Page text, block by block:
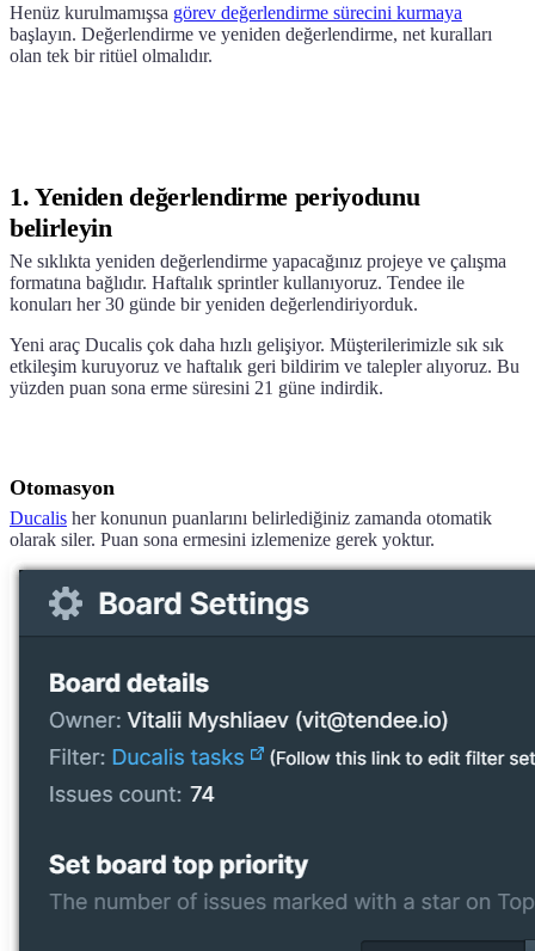
Henüz kurulmamışsa görev değerlendirme sürecini kurmaya
başlayın. Değerlendirme ve yeniden değerlendirme, net kuralları
olan tek bir ritüel olmalıdır.
1. Yeniden değerlendirme periyodunu
belirleyin
Ne sıklıkta yeniden değerlendirme yapacağınız projeye ve çalışma
formatına bağlıdır. Haftalık sprintler kullanıyoruz. Tendee ile
konuları her 30 günde bir yeniden değerlendiriyorduk.
Yeni araç Ducalis çok daha hızlı gelişiyor. Müşterilerimizle sık sık
etkileşim kuruyoruz ve haftalık geri bildirim ve talepler alıyoruz. Bu
yüzden puan sona erme süresini 21 güne indirdik.
Otomasyon
Ducalis her konunun puanlarını belirlediğiniz zamanda otomatik
olarak siler. Puan sona ermesini izlemenize gerek yoktur.